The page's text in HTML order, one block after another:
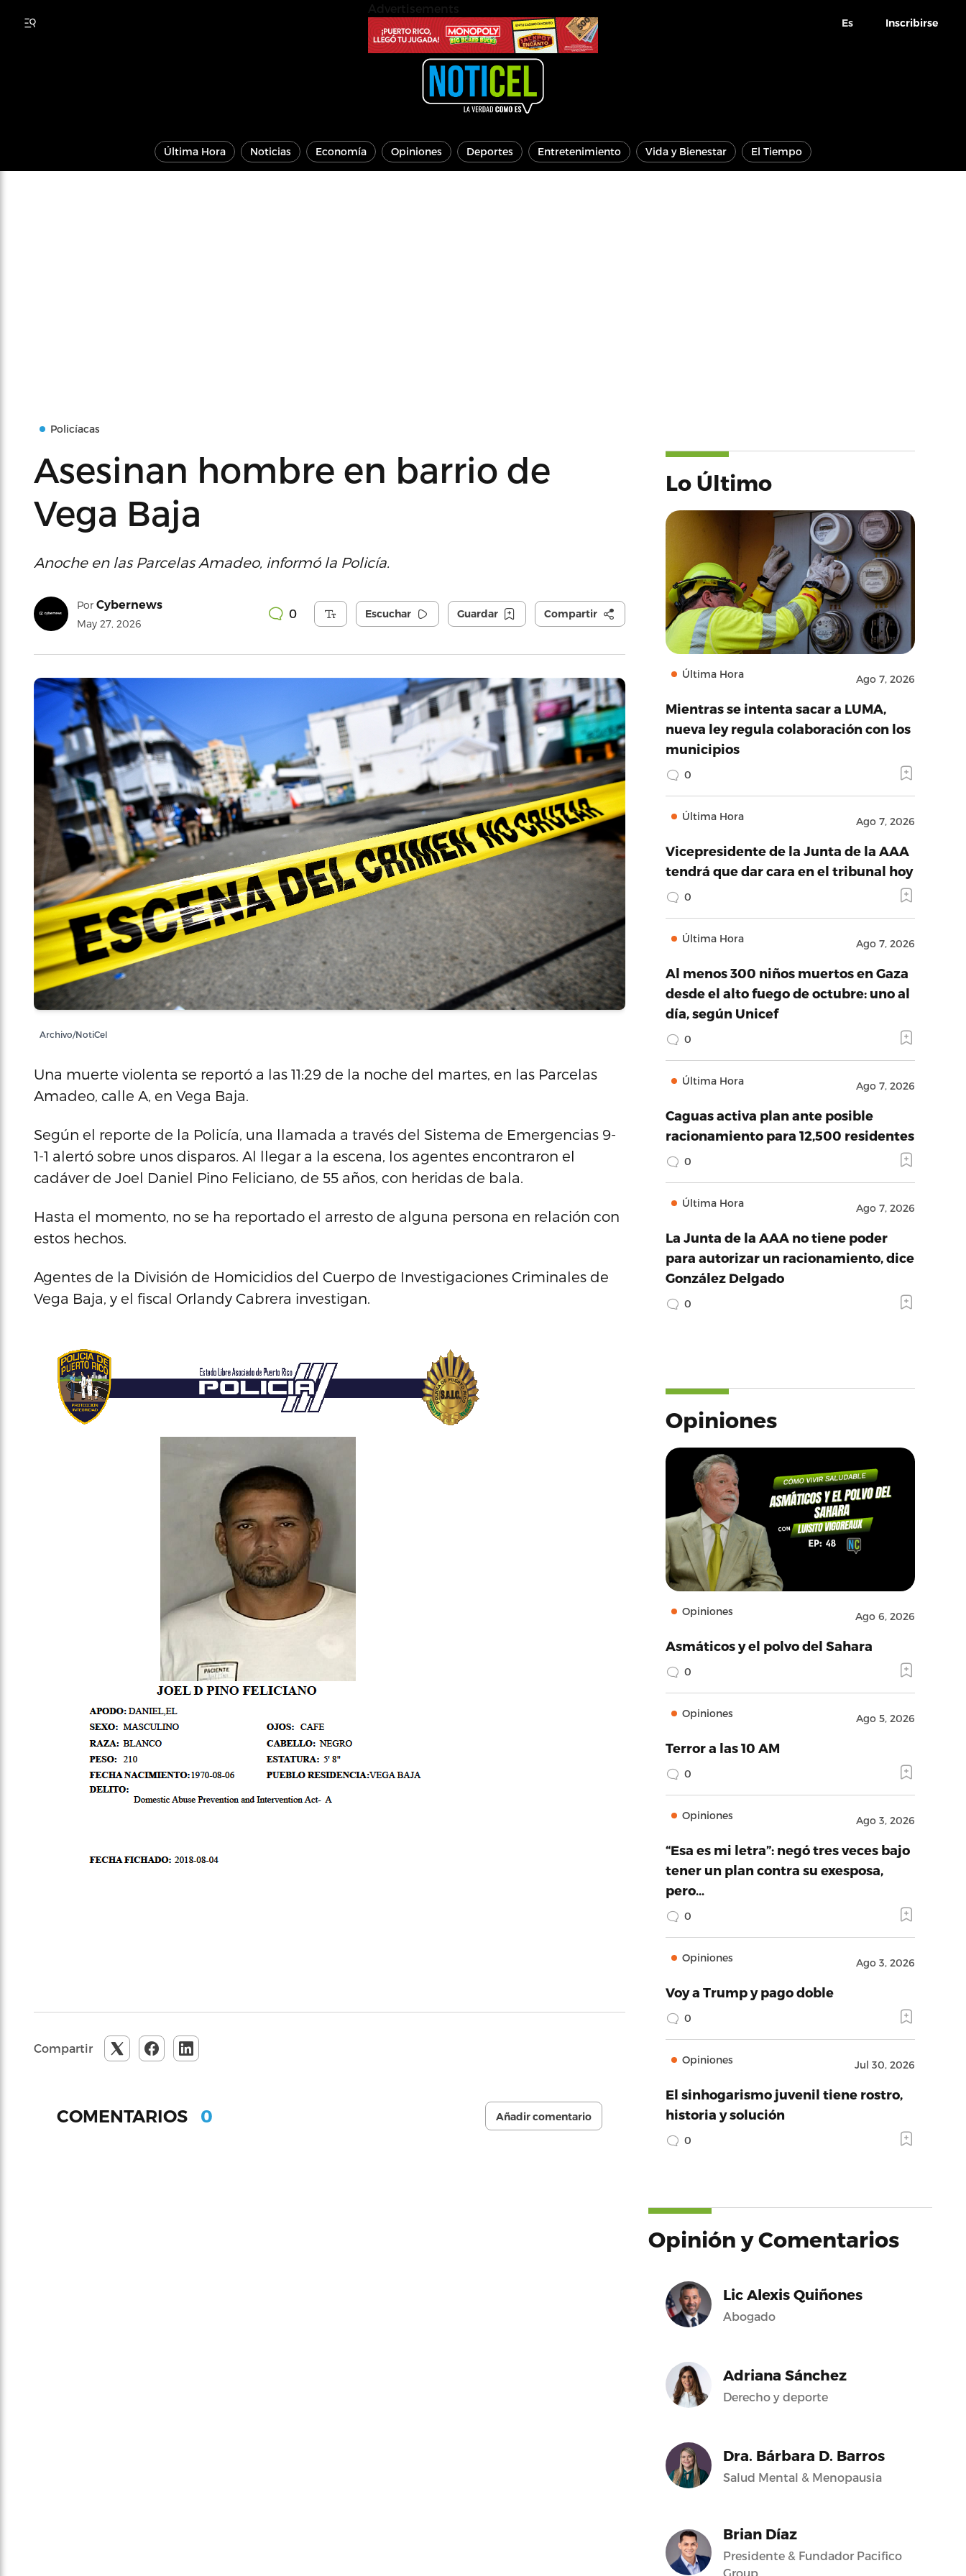
Es Inscribirse
Última Hora Noticias Economía Opiniones Deportes Entretenimiento Vida y Bienestar El Tiempo
Policíacas
Asesinan hombre en barrio de
Vega Baja
Anoche en las Parcelas Amadeo, informó la Policía.
Por Cybernews
May 27, 2026
0 Escuchar Guardar Compartir
Archivo/NotiCel
Una muerte violenta se reportó a las 11:29 de la noche del martes, en las Parcelas
Amadeo, calle A, en Vega Baja.
Según el reporte de la Policía, una llamada a través del Sistema de Emergencias 9-
1-1 alertó sobre unos disparos. Al llegar a la escena, los agentes encontraron el
cadáver de Joel Daniel Pino Feliciano, de 55 años, con heridas de bala.
Hasta el momento, no se ha reportado el arresto de alguna persona en relación con
estos hechos.
Agentes de la División de Homicidios del Cuerpo de Investigaciones Criminales de
Vega Baja, y el fiscal Orlandy Cabrera investigan.
Compartir
COMENTARIOS 0 Añadir comentario
Lo Último
Última Hora Ago 7, 2026
Mientras se intenta sacar a LUMA,
nueva ley regula colaboración con los
municipios
0
Última Hora Ago 7, 2026
Vicepresidente de la Junta de la AAA
tendrá que dar cara en el tribunal hoy
0
Última Hora Ago 7, 2026
Al menos 300 niños muertos en Gaza
desde el alto fuego de octubre: uno al
día, según Unicef
0
Última Hora Ago 7, 2026
Caguas activa plan ante posible
racionamiento para 12,500 residentes
0
Última Hora Ago 7, 2026
La Junta de la AAA no tiene poder
para autorizar un racionamiento, dice
González Delgado
0
Opiniones
Opiniones Ago 6, 2026
Asmáticos y el polvo del Sahara
0
Opiniones Ago 5, 2026
Terror a las 10 AM
0
Opiniones Ago 3, 2026
“Esa es mi letra”: negó tres veces bajo
tener un plan contra su exesposa,
pero…
0
Opiniones Ago 3, 2026
Voy a Trump y pago doble
0
Opiniones Jul 30, 2026
El sinhogarismo juvenil tiene rostro,
historia y solución
0
Opinión y Comentarios
Lic Alexis Quiñones
Abogado
Adriana Sánchez
Derecho y deporte
Dra. Bárbara D. Barros
Salud Mental & Menopausia
Brian Díaz
Presidente & Fundador Pacifico
Group